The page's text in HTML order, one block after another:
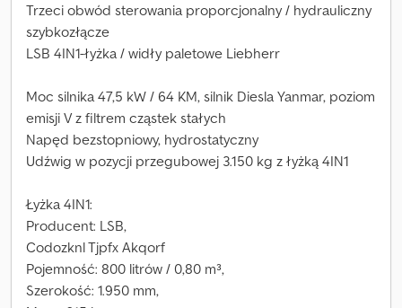
Trzeci obwód sterowania proporcjonalny / hydrauliczny
szybkozłącze
LSB 4IN1-łyżka / widły paletowe Liebherr
Moc silnika 47,5 kW / 64 KM, silnik Diesla Yanmar, poziom
emisji V z filtrem cząstek stałych
Napęd bezstopniowy, hydrostatyczny
Udźwig w pozycji przegubowej 3.150 kg z łyżką 4IN1
Łyżka 4IN1:
Producent: LSB,
Codozknl Tjpfx Akqorf
Pojemność: 800 litrów / 0,80 m³,
Szerokość: 1.950 mm,